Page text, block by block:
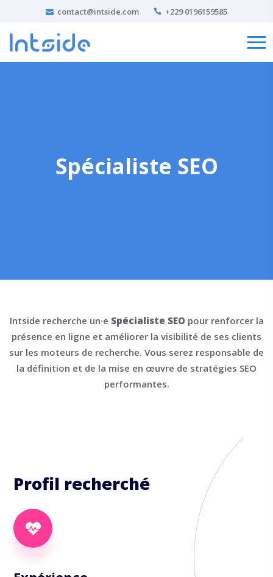
contact@intside.com +229 0196159585
Spécialiste SEO
Intside recherche un·e Spécialiste SEO pour renforcer la
présence en ligne et améliorer la visibilité de ses clients
sur les moteurs de recherche. Vous serez responsable de
la définition et de la mise en œuvre de stratégies SEO
performantes.
Profil recherché